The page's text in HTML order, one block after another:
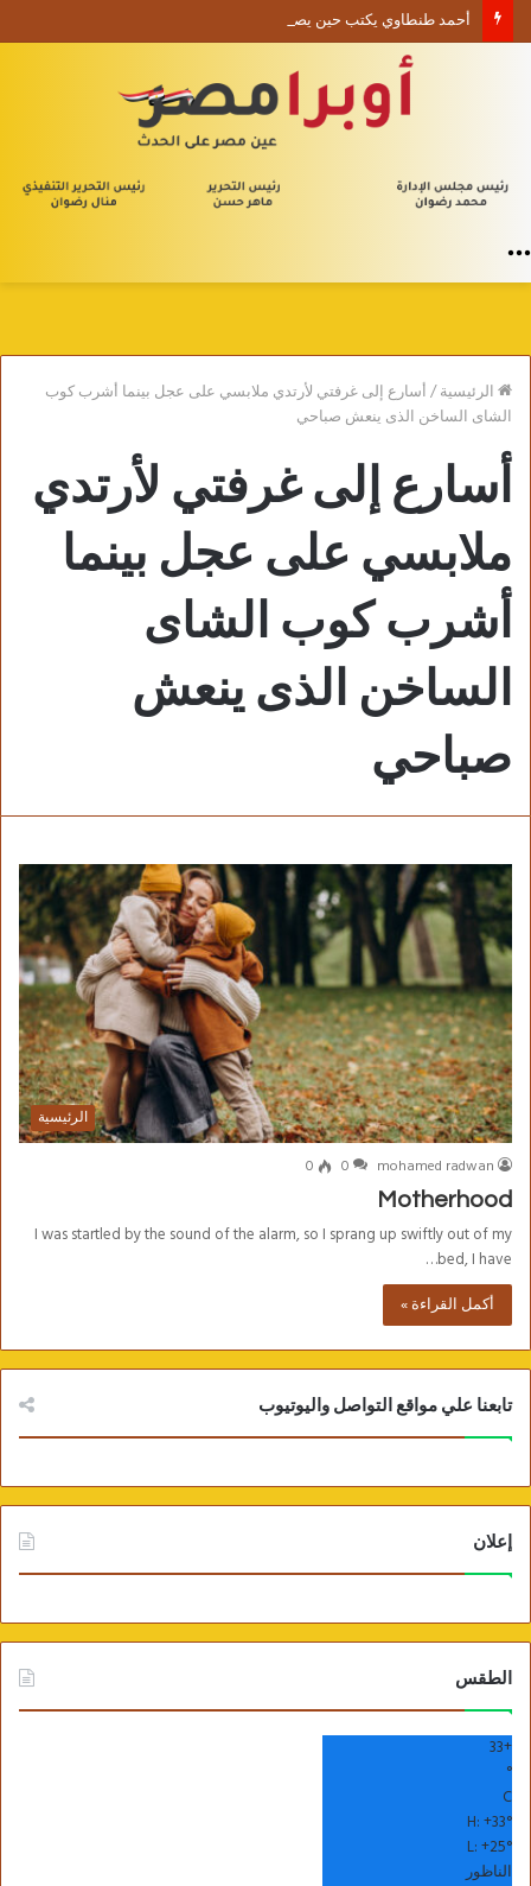
أحمد طنطاوي يكتب حين يصبح الوجود علامة استفهام
الرئيسية/أسارع إلى غرفتي لأرتدي ملابسي على عجل بينما أشرب كوب
الشاى الساخن الذى ينعش صباحي
أسارع إلى غرفتي لأرتدي
ملابسي على عجل بينما
أشرب كوب الشاى
الساخن الذى ينعش
صباحي
الرئيسية
mohamed radwan
0
0
Motherhood
I was startled by the sound of the alarm, so I sprang up swiftly out of my
bed, I have…
أكمل القراءة »
تابعنا علي مواقع التواصل واليوتيوب
إعلان
الطقس
+
33
°
C
H:+33°
L:+25°
الناظور